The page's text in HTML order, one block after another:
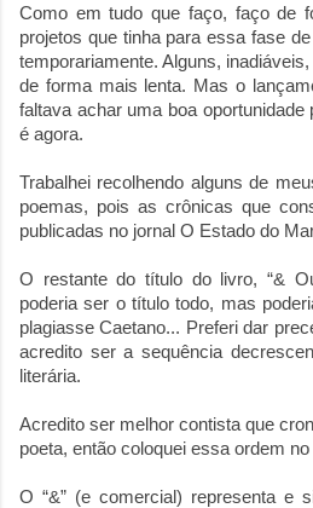
Como em tudo que faço, faço de
projetos que tinha para essa fase
temporariamente. Alguns,
de forma mais lenta. Mas o
faltava achar uma boa
é agora.
Trabalhei recolhendo alguns de
poemas, pois as crônicas que
publicadas no jornal O Estado do
O restante do título do livro, “&
poderia ser o título todo, mas
plagiasse Caetano... Preferi dar
acredito ser a sequência
literária.
Acredito ser melhor contista que
poeta, então coloquei essa ordem
O “&” (e comercial) representa e